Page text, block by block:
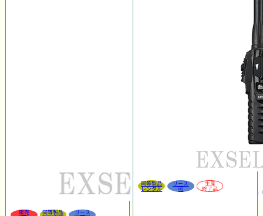
販売 同等製品 リース
同等製品
レンタル
リース
可
生産
終了品